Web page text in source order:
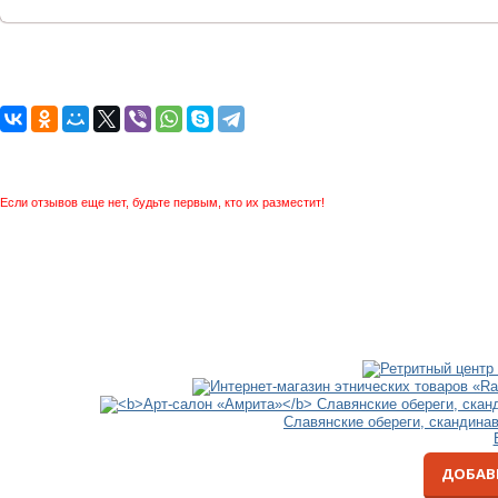
Если отзывов еще нет, будьте первым, кто их разместит!
Славянские обереги,